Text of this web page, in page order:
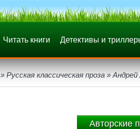
Читать книги Детективы и
» Русская классическая проза » Андрей
Авторские